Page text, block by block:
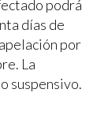
podrá
días de
por
La
suspensivo.